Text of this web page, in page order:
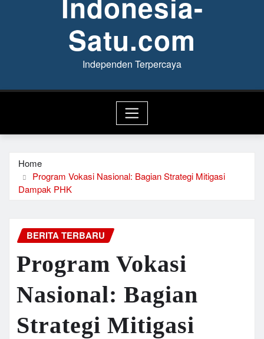
Satu.com
Independen Terpercaya
Home
Program Vokasi Nasional: Bagian Strategi Mitigasi
Dampak PHK
BERITA TERBARU
Program Vokasi
Nasional: Bagian
Strategi Mitigasi